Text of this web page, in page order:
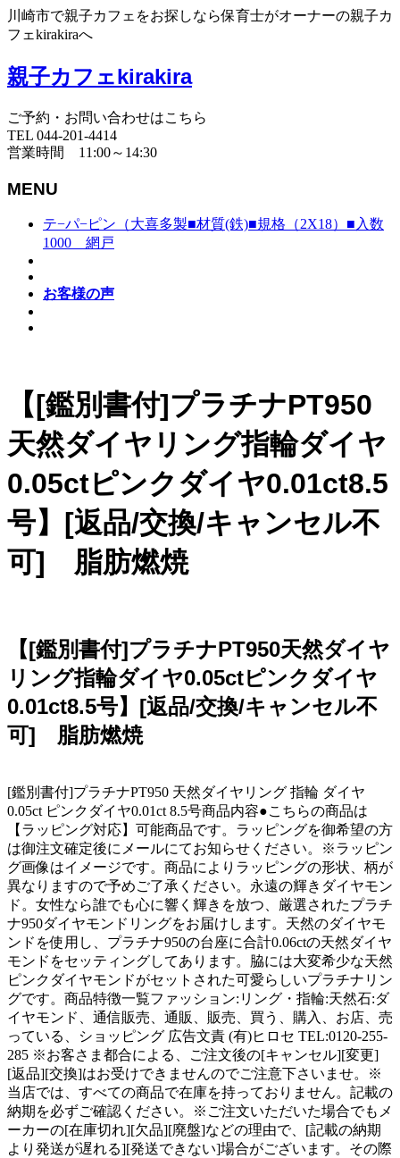
川崎市で親子カフェをお探しなら保育士がオーナーの親子カ
フェkirakiraへ
親子カフェkirakira
ご予約・お問い合わせはこちら
TEL 044-201-4414
営業時間 11:00～14:30
MENU
テ−パ−ピン（大喜多製■材質(鉄)■規格（2X18）■入数
1000 網戸
お客様の声
【[鑑別書付]プラチナPT950
天然ダイヤリング指輪ダイヤ
0.05ctピンクダイヤ0.01ct8.5
号】[返品/交換/キャンセル不
可] 脂肪燃焼
【[鑑別書付]プラチナPT950天然ダイヤ
リング指輪ダイヤ0.05ctピンクダイヤ
0.01ct8.5号】[返品/交換/キャンセル不
可] 脂肪燃焼
[鑑別書付]プラチナPT950 天然ダイヤリング 指輪 ダイヤ
0.05ct ピンクダイヤ0.01ct 8.5号商品内容●こちらの商品は
【ラッピング対応】可能商品です。ラッピングを御希望の方
は御注文確定後にメールにてお知らせください。※ラッピン
グ画像はイメージです。商品によりラッピングの形状、柄が
異なりますので予めご了承ください。永遠の輝きダイヤモン
ド。女性なら誰でも心に響く輝きを放つ、厳選されたプラチ
ナ950ダイヤモンドリングをお届けします。天然のダイヤモ
ンドを使用し、プラチナ950の台座に合計0.06ctの天然ダイヤ
モンドをセッティングしてあります。脇には大変希少な天然
ピンクダイヤモンドがセットされた可愛らしいプラチナリン
グです。商品特徴一覧ファッション:リング・指輪:天然石:ダ
イヤモンド、通信販売、通販、販売、買う、購入、お店、売
っている、ショッピング 広告文責 (有)ヒロセ TEL:0120-255-
285 ※お客さま都合による、ご注文後の[キャンセル][変更]
[返品][交換]はお受けできませんのでご注意下さいませ。※
当店では、すべての商品で在庫を持っておりません。記載の
納期を必ずご確認ください。※ご注文いただいた場合でもメ
ーカーの[在庫切れ][欠品][廃盤]などの理由で、[記載の納期
より発送が遅れる][発送できない]場合がございます。その際